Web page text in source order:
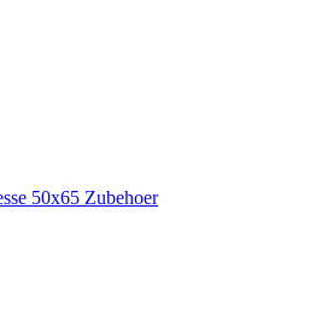
50x65 Zubehoer